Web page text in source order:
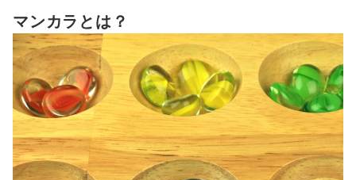
マンカラとは？